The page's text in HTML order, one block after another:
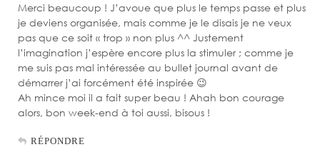
Merci beaucoup ! J’avoue que plus le temps passe et plus
je deviens organisée, mais comme je le disais je ne veux
pas que ce soit « trop » non plus ^^ Justement
l’imagination j’espère encore plus la stimuler ; comme je
me suis pas mal intéressée au bullet journal avant de
démarrer j’ai forcément été inspirée 😉
Ah mince moi il a fait super beau ! Ahah bon courage
alors, bon week-end à toi aussi, bisous !
RÉPONDRE